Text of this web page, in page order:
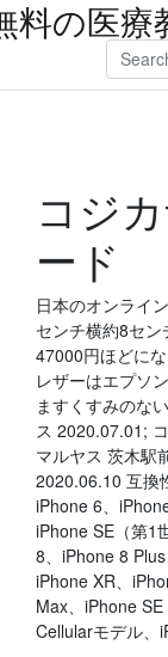
料の医療
コジ
ード
日本のオンライ
センチ横約8セ
47000円ほどに
レザーはエプソ
ますくすみのな
ス 2020.07.01;
マルヤス 茨木駅
2020.06.10 互換
iPhone 6、
iPhone SE（第1
8、iPhone 8
iPhone XR、
Max、iPhone
Cellularモデル、